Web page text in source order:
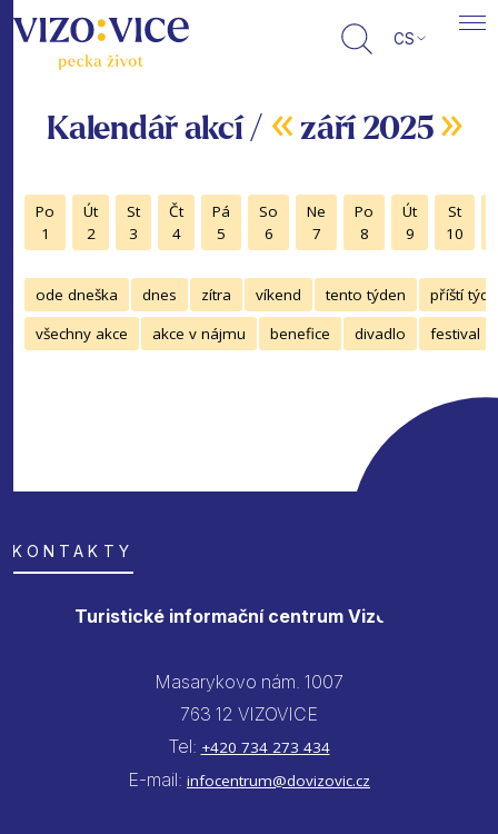
CS
Kalendář akcí / « září 2025 »
Po
1
Út
2
St
3
Čt
4
Pá
5
So
6
Ne
7
Po
8
Út
9
St
10
ode dneška dnes zítra víkend tento týden
příští
všechny akce
akce v nájmu benefice divadlo festival
KONTAKTY
Turistické informační centrum Vizovice
Masarykovo nám. 1007
763 12 VIZOVICE
Tel: +420 734 273 434
E-mail: infocentrum@dovizovic.cz